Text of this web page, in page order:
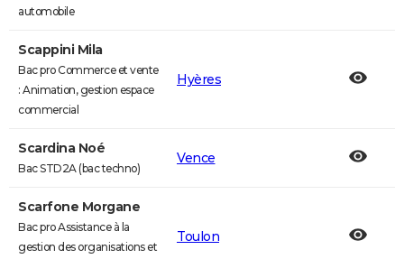
automobile
Scappini Mila
Bac pro Commerce et vente
: Animation, gestion espace
commercial
Hyères
Scardina Noé
Bac STD2A (bac techno)
Vence
Scarfone Morgane
Bac pro Assistance à la
gestion des organisations et
Toulon